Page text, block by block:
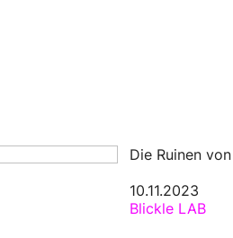
Die Ruinen
10.11.2023
Blickle LAB